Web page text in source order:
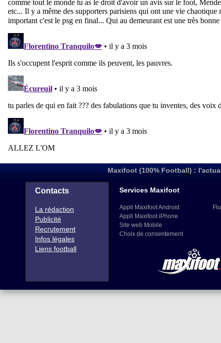
Maxifoot (100% Football) :
Contacts
La rédaction
Publicité
Recrutement
Infos légales
Liens football
Services Maxifoot
Appli Maxifoot Android
Appli Maxifoot iPhone
Site web Mobile
Choix de consentement